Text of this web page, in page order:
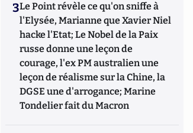
3Le Point révèle ce qu'on sniffe à
l'Elysée, Marianne que Xavier Niel
hacke l'Etat; Le Nobel de la Paix
russe donne une leçon de
courage, l'ex PM australien une
leçon de réalisme sur la Chine, la
DGSE une d'arrogance; Marine
Tondelier fait du Macron